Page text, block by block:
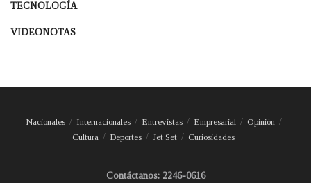
TECNOLOGÍA
VIDEONOTAS
Nacionales Internacionales Entrevistas Empresarial
Opinión
Cultura
Deportes Jet Set Curiosidades
Contáctanos: 2246-0616